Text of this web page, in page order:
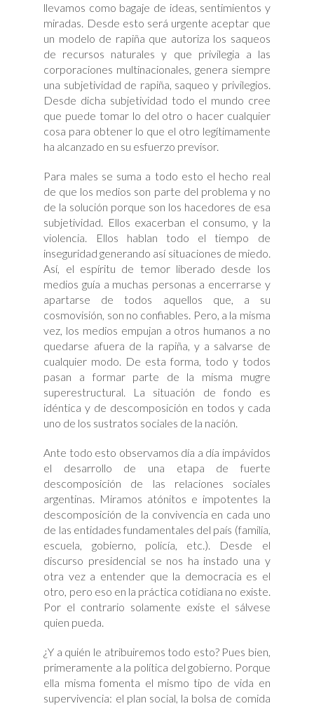
llevamos como bagaje de ideas, sentimientos y
miradas. Desde esto será urgente aceptar que
un modelo de rapiña que autoriza los saqueos
de recursos naturales y que privilegia a las
corporaciones multinacionales, genera siempre
una subjetividad de rapiña, saqueo y privilegios.
Desde dicha subjetividad todo el mundo cree
que puede tomar lo del otro o hacer cualquier
cosa para obtener lo que el otro legítimamente
ha alcanzado en su esfuerzo previsor.
Para males se suma a todo esto el hecho real
de que los medios son parte del problema y no
de la solución porque son los hacedores de esa
subjetividad. Ellos exacerban el consumo, y la
violencia. Ellos hablan todo el tiempo de
inseguridad generando así situaciones de miedo.
Así, el espíritu de temor liberado desde los
medios guía a muchas personas a encerrarse y
apartarse de todos aquellos que, a su
cosmovisión, son no confiables. Pero, a la misma
vez, los medios empujan a otros humanos a no
quedarse afuera de la rapiña, y a salvarse de
cualquier modo. De esta forma, todo y todos
pasan a formar parte de la misma mugre
superestructural. La situación de fondo es
idéntica y de descomposición en todos y cada
uno de los sustratos sociales de la nación.
Ante todo esto observamos día a día impávidos
el desarrollo de una etapa de fuerte
descomposición de las relaciones sociales
argentinas. Miramos atónitos e impotentes la
descomposición de la convivencia en cada uno
de las entidades fundamentales del país (familia,
escuela, gobierno, policía, etc.). Desde el
discurso presidencial se nos ha instado una y
otra vez a entender que la democracia es el
otro, pero eso en la práctica cotidiana no existe.
Por el contrario solamente existe el sálvese
quien pueda.
¿Y a quién le atribuiremos todo esto? Pues bien,
primeramente a la política del gobierno. Porque
ella misma fomenta el mismo tipo de vida en
supervivencia: el plan social, la bolsa de comida